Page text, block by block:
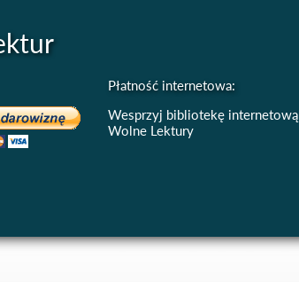
Płatność internetowa:
Wesprzyj bibliotekę internetową
Wolne Lektury